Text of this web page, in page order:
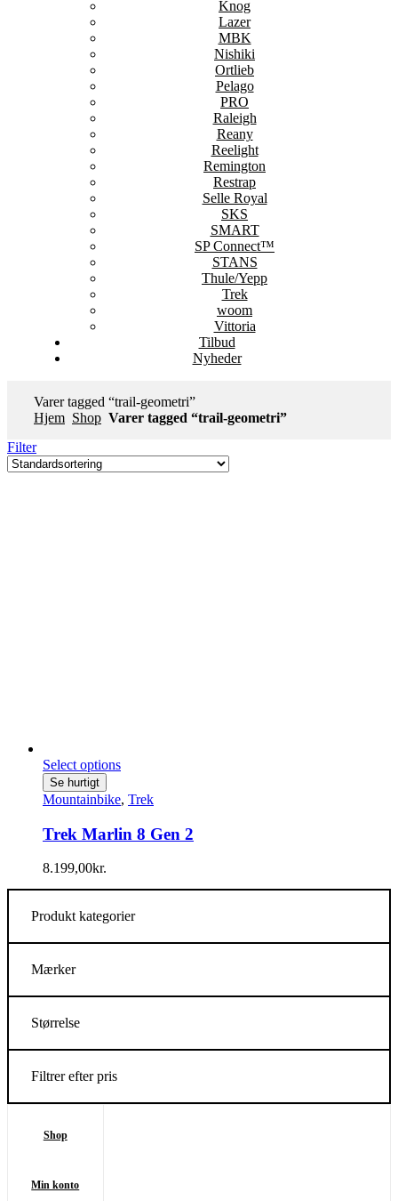
Knog
Lazer
MBK
Nishiki
Ortlieb
Pelago
PRO
Raleigh
Reany
Reelight
Remington
Restrap
Selle Royal
SKS
SMART
SP Connect™
STANS
Thule/Yepp
Trek
woom
Vittoria
Tilbud
Nyheder
Varer tagged “trail-geometri”
Hjem Shop Varer tagged “trail-geometri”
Filter
Select options
Se hurtigt
Mountainbike, Trek
Trek Marlin 8 Gen 2
8.199,00kr.
Produkt kategorier
Mærker
Størrelse
Filtrer efter pris
Shop
Min konto